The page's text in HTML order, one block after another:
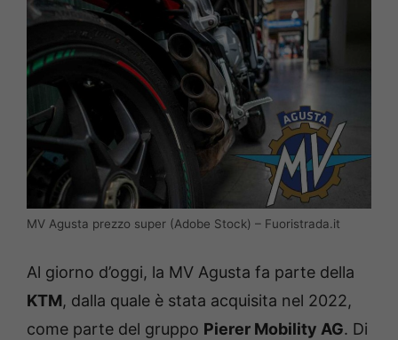
MV Agusta prezzo super (Adobe Stock) – Fuoristrada.it
Al giorno d’oggi, la MV Agusta fa parte della
KTM, dalla quale è stata acquisita nel 2022,
come parte del gruppo Pierer Mobility AG. Di